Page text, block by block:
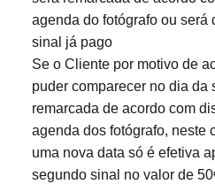
agenda do fotógrafo ou será
sinal já pago
Se o Cliente por motivo de
puder comparecer no dia da
remarcada de acordo com
agenda dos fotógrafo, neste
uma nova data só é efetiva
segundo sinal no valor de